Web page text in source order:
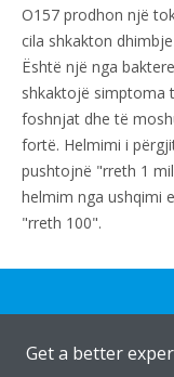
O157 prodhon një
cila shkakton
Është një nga
shkaktojë simptoma
foshnjat dhe të
fortë. Helmimi i
pushtojnë "rreth 1
helmim nga ushqimi
"rreth 100".
Get a better